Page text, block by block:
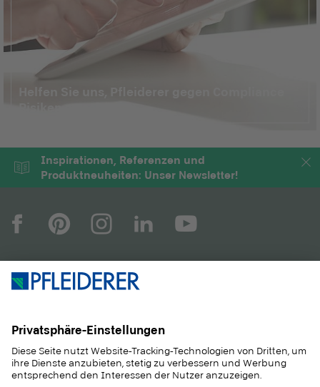
Inspirationen, Referenzen und
Produktneuheiten: Unser Newsletter!
ANWENDUNGEN
NACHHALTIGKEIT
KONTAKT